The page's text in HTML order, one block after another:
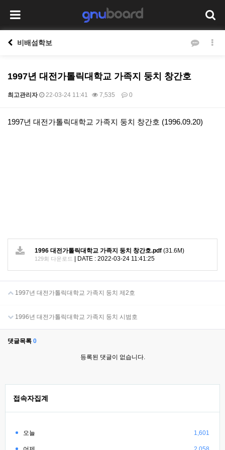
비배섬학보
1997년 대전가톨릭대학교 가족지 둥치 창간호
최고관리자 22-03-24 11:41 7,535 0
본문
1997년 대전가톨릭대학교 가족지 둥치 창간호 (1996.09.20)
1996 대전가톨릭대학교 가족지 둥치 창간호.pdf (31.6M)
129회 다운로드 DATE : 2022-03-24 11:41:25
1997년 대전가톨릭대학교 가족지 둥치 제2호
1996년 대전가톨릭대학교 가족지 둥치 시범호
댓글목록 0
등록된 댓글이 없습니다.
접속자집계
오늘 1,601